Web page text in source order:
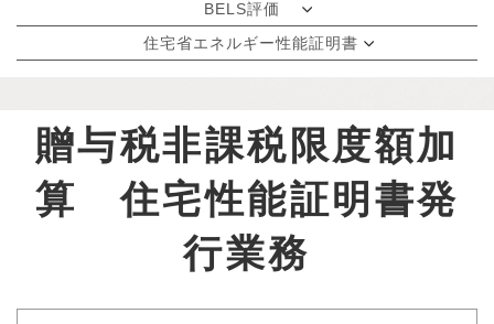
BELS評価
住宅省エネルギー性能証明書
贈与税非課税限度額加
算 住宅性能証明書発
行業務